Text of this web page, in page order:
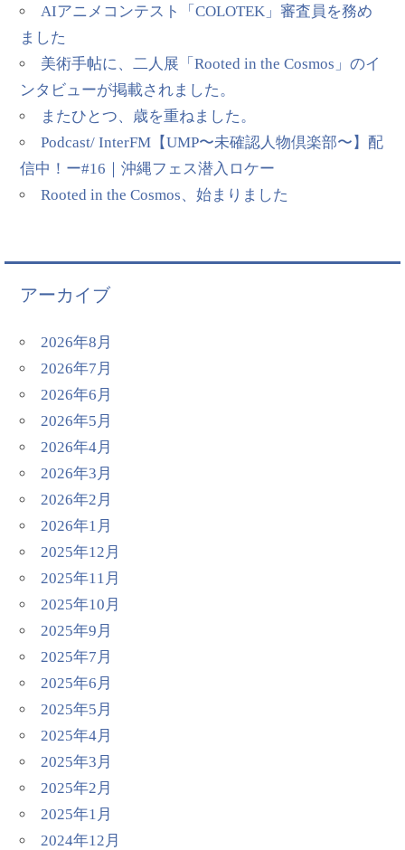
AIアニメコンテスト「COLOTEK」審査員を務め
ました
美術手帖に、二人展「Rooted in the Cosmos」のイ
ンタビューが掲載されました。
またひとつ、歳を重ねました。
Podcast/ InterFM【UMP〜未確認人物倶楽部〜】配
信中！ー#16｜沖縄フェス潜入ロケー
Rooted in the Cosmos、始まりました
アーカイブ
2026年8月
2026年7月
2026年6月
2026年5月
2026年4月
2026年3月
2026年2月
2026年1月
2025年12月
2025年11月
2025年10月
2025年9月
2025年7月
2025年6月
2025年5月
2025年4月
2025年3月
2025年2月
2025年1月
2024年12月